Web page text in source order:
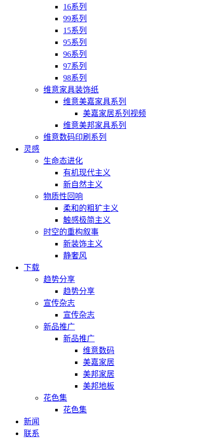
16系列
99系列
15系列
95系列
96系列
97系列
98系列
维意家具装饰纸
维意美嘉家具系列
美嘉家居系列视频
维意美邦家具系列
维意数码印刷系列
灵感
生命态进化
有机现代主义
新自然主义
物质性回响
柔和的粗犷主义
触感极简主义
时空的重构叙事
新装饰主义
静奢风
下载
趋势分享
趋势分享
宣传杂志
宣传杂志
新品推广
新品推广
维意数码
美嘉家居
美邦家居
美邦地板
花色集
花色集
新闻
联系